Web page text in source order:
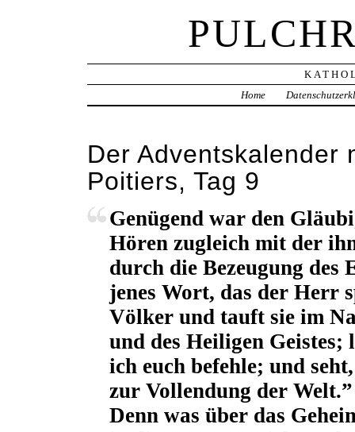
Home
Der Adventskalender
Poitiers, Tag 9
Genügend war den
Hören zugleich mit der
durch die Bezeugung
jenes Wort, das der Herr
Völker und tauft sie im
und des Heiligen
ich euch befehle; und
zur Vollendung der Welt.”
Denn was über das